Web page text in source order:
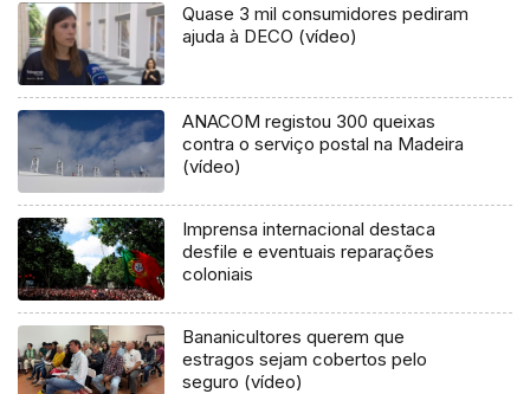
Quase 3 mil consumidores pediram
ajuda à DECO (vídeo)
ANACOM registou 300 queixas
contra o serviço postal na Madeira
(vídeo)
Imprensa internacional destaca
desfile e eventuais reparações
coloniais
Bananicultores querem que
estragos sejam cobertos pelo
seguro (vídeo)